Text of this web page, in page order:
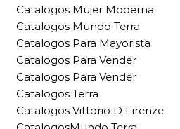
Catalogos Mujer Moderna
Catalogos Mundo Terra
Catalogos Para Mayorista
Catalogos Para Vender
Catalogos Para Vender
Catalogos Terra
Catalogos Vittorio D Firenze